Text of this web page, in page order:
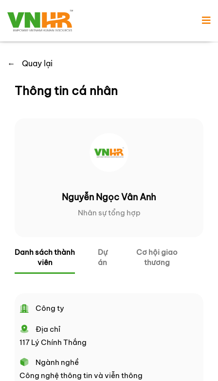
← Quay lại
Thông tin cá nhân
Nguyễn Ngọc Vân Anh
Nhân sự tổng hợp
Danh sách thành
viên
Dự
án
Cơ hội giao
thương
Công ty
Địa chỉ
117 Lý Chính Thắng
Ngành nghề
Công nghệ thông tin và viễn thông